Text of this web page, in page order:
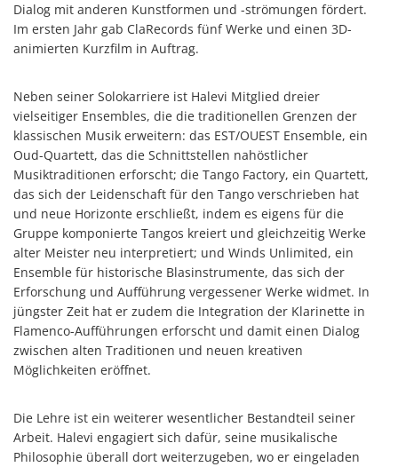
Dialog mit anderen Kunstformen und -strömungen fördert.
Im ersten Jahr gab ClaRecords fünf Werke und einen 3D-
animierten Kurzfilm in Auftrag.
Neben seiner Solokarriere ist Halevi Mitglied dreier
vielseitiger Ensembles, die die traditionellen Grenzen der
klassischen Musik erweitern: das EST/OUEST Ensemble, ein
Oud-Quartett, das die Schnittstellen nahöstlicher
Musiktraditionen erforscht; die Tango Factory, ein Quartett,
das sich der Leidenschaft für den Tango verschrieben hat
und neue Horizonte erschließt, indem es eigens für die
Gruppe komponierte Tangos kreiert und gleichzeitig Werke
alter Meister neu interpretiert; und Winds Unlimited, ein
Ensemble für historische Blasinstrumente, das sich der
Erforschung und Aufführung vergessener Werke widmet. In
jüngster Zeit hat er zudem die Integration der Klarinette in
Flamenco-Aufführungen erforscht und damit einen Dialog
zwischen alten Traditionen und neuen kreativen
Möglichkeiten eröffnet.
Die Lehre ist ein weiterer wesentlicher Bestandteil seiner
Arbeit. Halevi engagiert sich dafür, seine musikalische
Philosophie überall dort weiterzugeben, wo er eingeladen